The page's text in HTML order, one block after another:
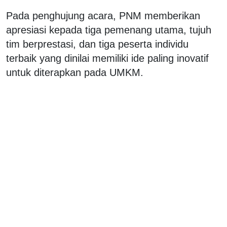
Pada penghujung acara, PNM memberikan
apresiasi kepada tiga pemenang utama, tujuh
tim berprestasi, dan tiga peserta individu
terbaik yang dinilai memiliki ide paling inovatif
untuk diterapkan pada UMKM.